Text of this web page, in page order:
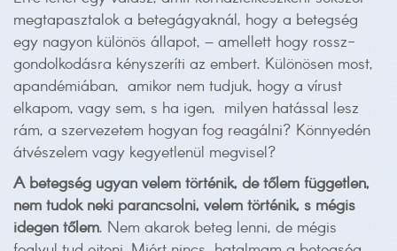
megtapasztalok a betegágyaknál, hogy a betegség
egy nagyon különös állapot, – amellett hogy rossz-
gondolkodásra kényszeríti az embert. Különösen most,
apandémiában, amikor nem tudjuk, hogy a vírust
elkapom, vagy sem, s ha igen, milyen hatással lesz
rám, a szervezetem hogyan fog reagálni? Könnyedén
átvészelem vagy kegyetlenül megvisel?
A betegség ugyan velem történik, de tőlem független,
nem tudok neki parancsolni, velem történik, s mégis
idegen tőlem. Nem akarok beteg lenni, de mégis